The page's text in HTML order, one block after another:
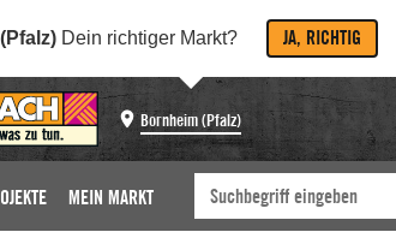
Dein richtiger Markt? JA, RICHTIG
Bornheim (Pfalz)
MEIN MARKT